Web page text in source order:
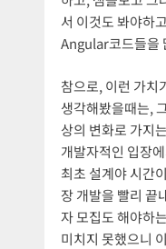
서 이것도 봐야하
Angular코드들을
참으로, 이런 가치
생각해봤을때는,
상의 변화로 가지
개발자적인 입장
최초 설계야 시간
장 개발을 빨리 끝
자 모집도 해야하
미치지 못했으니